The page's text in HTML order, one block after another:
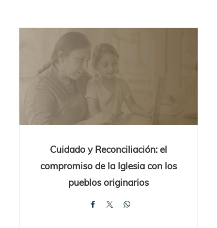
Cuidado y Reconciliación: el
compromiso de la Iglesia con los
pueblos originarios